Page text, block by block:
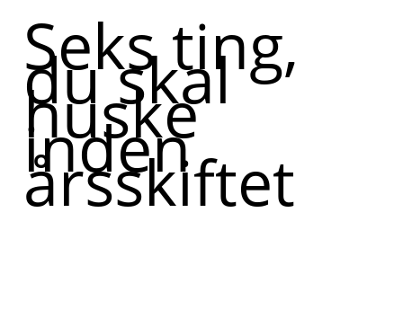
Seks ting,
du skal
huske
inden
årsskiftet